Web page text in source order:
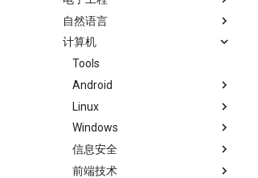
自然语言
计算机
Tools
Android
Linux
Windows
信息安全
前端技术